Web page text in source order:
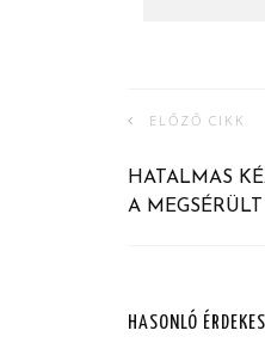
ELŐZŐ CIKK
HATALMAS
A MEGSÉRÜLT
HASONLÓ